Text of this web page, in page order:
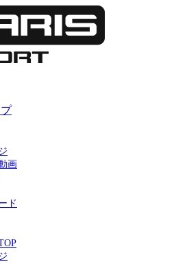
画
ド